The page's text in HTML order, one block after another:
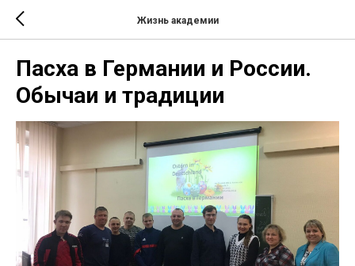
Жизнь академии
Пасха в Германии и России.
Обычаи и традиции